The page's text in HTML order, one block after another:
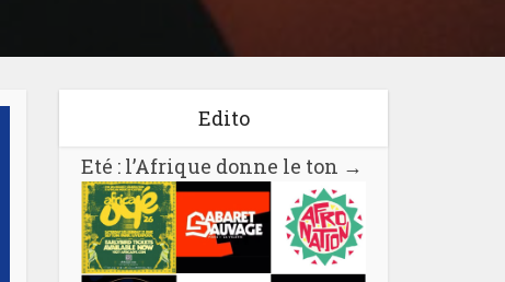
Edito
Eté : l’Afrique donne le ton →